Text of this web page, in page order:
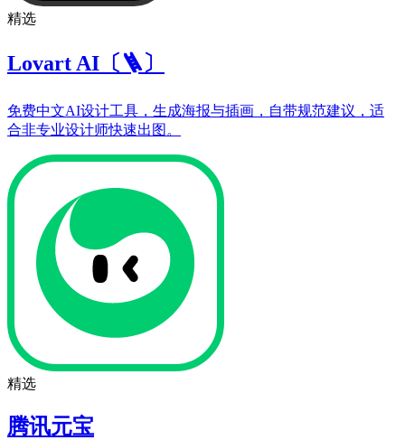
精选
Lovart AI〔🪜〕
免费中文AI设计工具，生成海报与插画，自带规范建议，适
合非专业设计师快速出图。
精选
腾讯元宝